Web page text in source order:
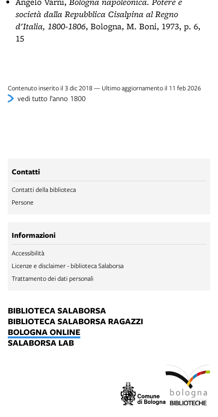
società dalla Repubblica Cisalpina al Regno
d'Italia, 1800-1806, Bologna, M. Boni, 1973, p. 6,
15
Contenuto inserito il 3 dic 2018 — Ultimo aggiornamento il 11 feb 2026
vedi tutto l’anno 1800
Contatti
Contatti della biblioteca
Persone
Informazioni
Accessibilità
Licenze e disclaimer - biblioteca Salaborsa
Trattamento dei dati personali
BIBLIOTECA SALABORSA
BIBLIOTECA SALABORSA RAGAZZI
BOLOGNA ONLINE
SALABORSA LAB